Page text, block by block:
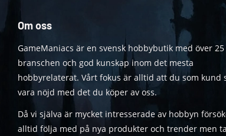
Om oss
GameManiacs är en svensk hobbybutik med över
branschen och god kunskap inom det mesta
hobbyrelaterat. Vårt fokus är alltid att du som kund
vara nöjd med det du köper av oss.
Då vi själva är mycket intresserade av hobbyn
alltid följa med på nya produkter och trender men